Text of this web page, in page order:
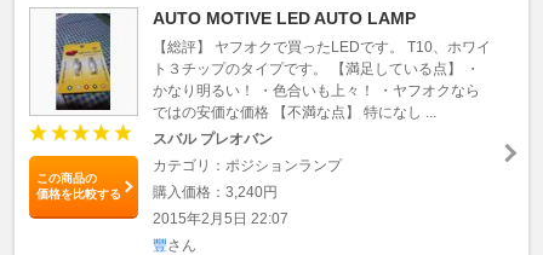
この商品の
価格を比較する
AUTO MOTIVE LED AUTO LAMP
【総評】 ヤフオクで買ったLEDです。 T10、ホワイ
ト３チップのタイプです。 【満足している点】 ・
かなり明るい！ ・色合いも上々！ ・ヤフオクなら
ではの安価な価格 【不満な点】 特になし ...
スバル プレオバン
カテゴリ：ポジションランプ
購入価格：3,240円
2015年2月5日 22:07
豐さん